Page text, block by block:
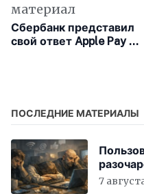
материал
Сбербанк представил
свой ответ Apple Pay —
ПОСЛЕДНИЕ МАТЕРИАЛЫ
7